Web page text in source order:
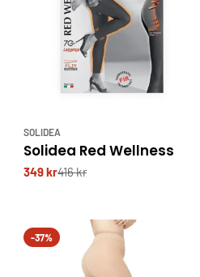
SOLIDEA
Solidea Red Wellness
349 kr416 kr
-37%